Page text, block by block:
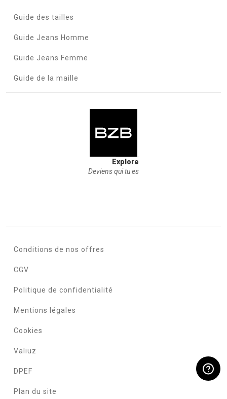
Guide des tailles
Guide Jeans Homme
Guide Jeans Femme
Guide de la maille
Explore
Deviens qui tu es
Conditions de nos offres
CGV
Politique de confidentialité
Mentions légales
Cookies
Valiuz
DPEF
Plan du site